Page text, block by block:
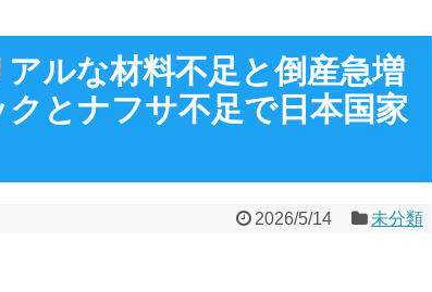
アルな材料不足と倒産急増
とナフサ不足で日本国家
2026/5/14 未分類